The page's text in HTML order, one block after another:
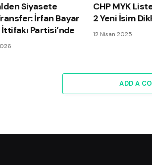
Siyasete
İrfan Bayar
Partisi’nde
CHP MYK
2 Yeni İsim
12 Nisan 2025
ADD A